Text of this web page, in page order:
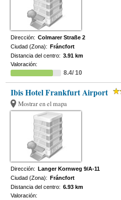
Dirección: Colmarer Straße 2
Ciudad (Zona): Fráncfort
Distancia del centro: 3.91 km
Valoración:
8.4/ 10
Ibis Hotel Frankfurt Airport
Mostrar en el mapa
Dirección: Langer Kornweg 9/A-11
Ciudad (Zona): Fráncfort
Distancia del centro: 6.93 km
Valoración: